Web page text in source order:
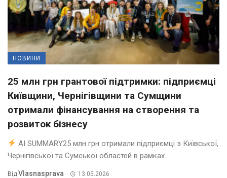
НОВИНИ
25 млн грн грантової підтримки: підприємці
Київщини, Чернігівщини та Сумщини
отримали фінансування на створення та
розвиток бізнесу
AI SUMMARY25 млн грн отримали підприємці з Київської,
Чернігівської та Сумської областей в рамках ...
Від Vlasnasprava 13.05.2026